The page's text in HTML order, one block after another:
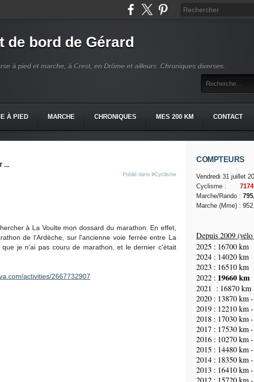
de bord de Gérard
à pied et marche, à Crest, en Drôme et ailleurs. Chroniques diverses.
À PIED MARCHE CHRONIQUES MES 200 KM CONTACT
...
Publié dans #Cyclisme
à La Voulte mon dossard du marathon. En effet,
de l'Ardèche, sur l'ancienne voie ferrée entre La
je n'ai pas couru de marathon, et le dernier c'était
activities/2667732907
COMPTEURS
Vendredi 31 juillet
Cyclisme :
Marche/Rando :
Marche (Mme) :
Depuis 2009
2025 : 16700 km
2024 : 14020 km
2023 : 16510 km
2022 : 19660 km
2021 : 16870 km
2020 : 13870 km
2019 : 12210 km
2018 : 17030 km
2017 : 17530 km
2016 : 10270 km
2015 : 14480 km
2014 : 18350km
2013 : 16410 km
2012 : 15720 km